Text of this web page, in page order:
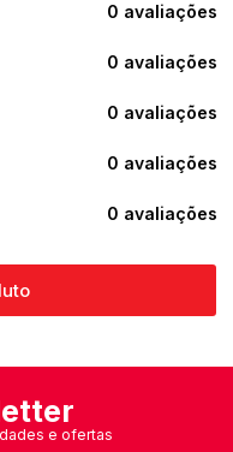
0 avaliações
0 avaliações
0 avaliações
0 avaliações
0 avaliações
e ofertas